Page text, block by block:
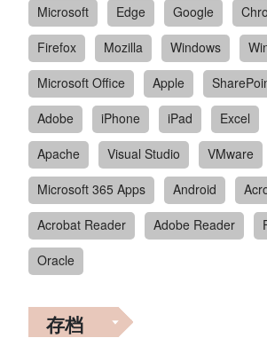
Microsoft Edge Google
Firefox
Mozilla Windows
Microsoft Office
Apple
Adobe
iPhone iPad Excel
Apache
Visual Studio VMware
Microsoft 365 Apps
Android
Acrobat Reader
Adobe Reader
Oracle
存档